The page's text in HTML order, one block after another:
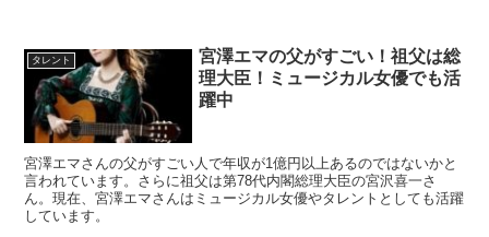
タレント
宮澤エマの父がすごい！祖父は総
理大臣！ミュージカル女優でも活
躍中
宮澤エマさんの父がすごい人で年収が1億円以上あるのではないかと
言われています。さらに祖父は第78代内閣総理大臣の宮沢喜一さ
ん。現在、宮澤エマさんはミュージカル女優やタレントとしても活躍
しています。